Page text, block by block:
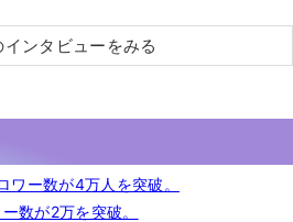
インタビューをみる
ー数が4万人を突破。
数が2万を突破。